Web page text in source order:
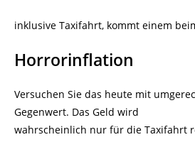
inklusive Taxifahrt, kommt einem
Horrorinflation
Versuchen Sie das heute mit
Gegenwert. Das Geld wird
wahrscheinlich nur für die Taxifahrt